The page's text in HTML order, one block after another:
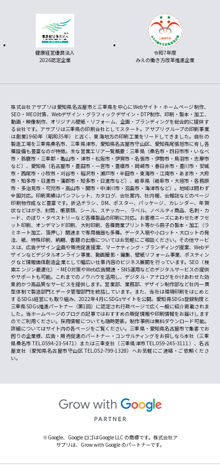
健康経営優良法人
2026認定企業
令和7年度
みえの働き方改革推進企業
株式会社アサプリは愛知県名古屋市と三重県を中心にWebサイト・ホームページ制作、
SEO・MEO対策、Webデザイン・グラフィックデザイン・DTP制作、印刷・製本・加工、
動画・映像制作、オリジナル壁紙・リフォーム、企画・ブランディングを総合的に提供す
る会社です。アサプリは三重県の印刷会社としてスタート。アサプリグループの印刷事業
は創業1960年（昭和35年）と古く、東海地方の印刷工業をリードしてきました。自社の
製造工場を三重県桑名市、三重県津市、愛知県名古屋市守山区、愛知県尾張旭市に有し各
種設備も豊富なのが特徴。主な営業エリア一覧概要：三重県（桑名市・四日市市・いなべ
市・鈴鹿市・三重郡・亀山市・津市・松阪市・伊賀市・名張市・伊勢市・鳥羽市・志摩市
など）、愛知県（名古屋市・豊田市・一宮市・豊橋市・岡崎市・春日井市・豊川市・安城
市・西尾市・小牧市・刈谷市・稲沢市・瀬戸市・半田市・東海市・江南市・あま市・大府
市・知多市・日進市・蒲郡市・知多市・日進市など）、岐阜県（岐阜市・大垣市・各務原
市・多治見市・可児市・高山市・関市・中津川市・羽島市・海津市など）。地域は問わず
全国対応。印刷実績はパンフレット、カタログ、会社案内、社内報、会報誌などのページ
印刷物作成など豊富です。折込チラシ、DM、ポスター、パッケージ、カレンダー、年賀
状などはがき、封筒、帳票類、シール、ステッカー、ラベル、ノベルティ商品、名刺・カ
ード、のぼり・タペストリーなど各種製品の印刷に対応。お客様ニーズにあわせたオフセ
ット印刷、オンデマンド印刷、大判印刷、各種商業プリント等から冊子の製本・加工（ラ
ミネート加工、箔押し）関連まで専用機器も多種。データ入稿や小ロット・大ロットの発
注、紙、特殊印刷、納期、書籍の出版についてはお気軽にご相談ください。その他サービ
スは、広告デザイン企画や販売促進提案、マーケティング・ブランディング提案、Webデ
ザインなどデジタルオンライン事業、動画撮影・編集、壁紙リフォーム事業、ポスティン
グなど情報価値創造企業として幅広い仕事内容のビジネス展開を行っています。SEO（検
索エンジン最適化）・MEO対策やWeb広告関連・SNS運用などのデジタルサービスの提供
やサポートも可能。これまでのノウハウを活用し、デジタル・アナログをかけあわせた効
果的かつ高品質なサービスを提供します。営業部、業務部、デザイン制作部など社内一貫
型体制で製造部門とデータ管理部門を統括しています。また、当社は環境印刷をはじめと
するSDGs経営にも取り組み、2022年4月にSDGsサイトを公開。愛知県SDGs登録制度と
三重県SDGs推進パートナー（第1回）に認定され行政ページで広く一般に紹介掲載されま
した。当ホームページのブログの記事ではおすすめの販促情報や印刷情報をお届けします
のでご利用ください。採用情報についても随時更新。制作事例は無料ダウンロード可能。
詳細についてはサイト内の各ページをご覧ください。三重県・愛知県名古屋市で集客でお
困りの企業様、広告・販売促進のパートナー・コンサルティングをお探しなら本社（三重
県桑名市 TEL.0594-23-5471）または三重支社（三重県津市 TEL.059-245-3111）、名古
屋支社（愛知県名古屋市守山区 TEL.052-799-1328）へお気軽にご連絡・ご依頼くださ
い。
※Google、Google ロゴはGoogle LLC の商標です。株式会社ア
サプリは、Grow with Google のパートナーです。